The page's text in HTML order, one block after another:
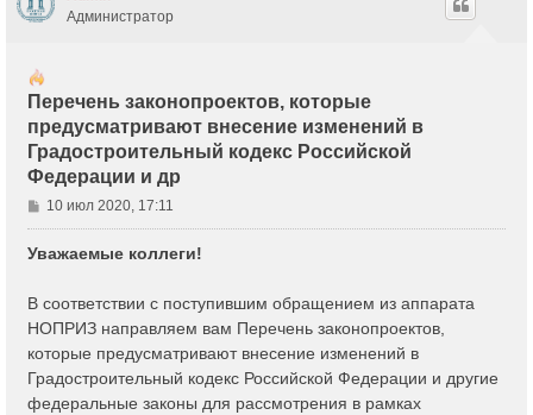
Администратор
Перечень законопроектов, которые
предусматривают внесение изменений в
Градостроительный кодекс Российской
Федерации и др
С
о
е
н
и
е
10 июл 2020, 17:11
Уважаемые коллеги!
В соответствии с поступившим обращением из аппарата
НОПРИЗ направляем вам Перечень законопроектов,
которые предусматривают внесение изменений в
Градостроительный кодекс Российской Федерации и другие
федеральные законы для рассмотрения в рамках